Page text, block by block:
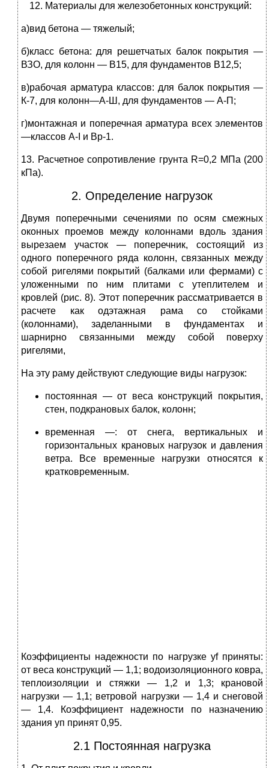
Материалы для железобетонных конструкций:
а)вид бетона — тяжелый;
б)класс бетона: для решетчатых балок покрытия —
ВЗО, для колонн — В15, для фундаментов В12,5;
в)рабочая арматура классов: для балок покрытия —
К-7, для колонн—А-Ш, для фундаментов — А-П;
г)монтажная и поперечная арматура всех элементов
—классов A-I и Вр-1.
13. Расчетное сопротивление грунта R=0,2 МПа (200
кПа).
2. Определение нагрузок
Двумя поперечными сечениями по осям смежных
оконных проемов между колоннами вдоль здания
вырезаем участок — поперечник, состоящий из
одного поперечного ряда колонн, связанных между
собой ригелями покрытий (балками или фермами) с
уложенными по ним плитами с утеплителем и
кровлей (рис. 8). Этот поперечник рассматривается в
расчете как одэтажная рама со стойками
(колоннами), заделанными в фундаментах и
шарнирно связанными между собой поверху
ригелями,
На эту раму действуют следующие виды нагрузок:
постоянная — от веса конструкций покрытия,
стен, подкрановых балок, колонн;
временная —: от снега, вертикальных и
горизонтальных крановых нагрузок и давления
ветра. Все временные нагрузки относятся к
кратковременным.
Коэффициенты надежности по нагрузке yf приняты:
от веса конструкций — 1,1; водоизоляционного ковра,
теплоизоляции и стяжки — 1,2 и 1,3; крановой
нагрузки — 1,1; ветровой нагрузки — 1,4 и снеговой
— 1,4. Коэффициент надежности по назначению
здания уп принят 0,95.
2.1 Постоянная нагрузка